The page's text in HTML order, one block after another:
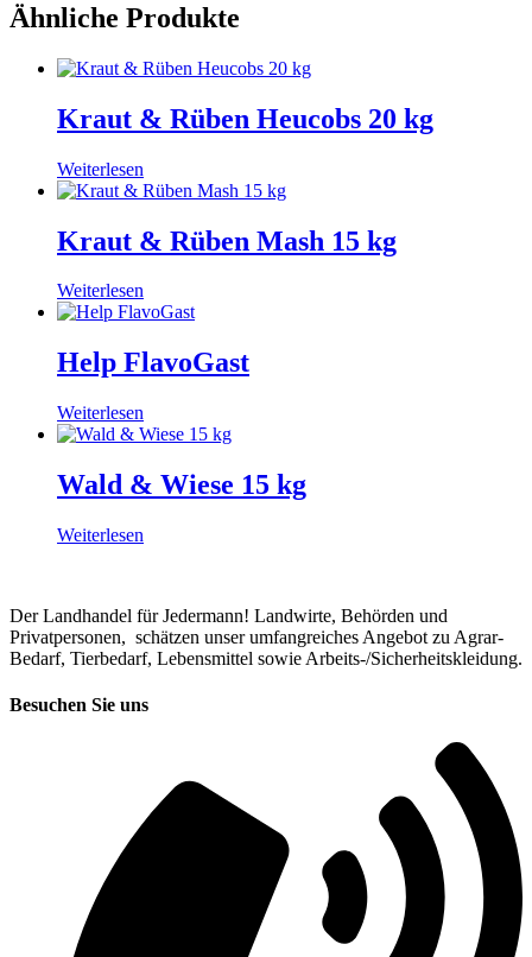
Ähnliche Produkte
Kraut & Rüben Heucobs 20 kg
Weiterlesen
Kraut & Rüben Mash 15 kg
Weiterlesen
Help FlavoGast
Weiterlesen
Wald & Wiese 15 kg
Weiterlesen
Der Landhandel für Jedermann! Landwirte, Behörden und
Privatpersonen, schätzen unser umfangreiches Angebot zu Agrar-
Bedarf, Tierbedarf, Lebensmittel sowie Arbeits-/Sicherheitskleidung.
Besuchen Sie uns